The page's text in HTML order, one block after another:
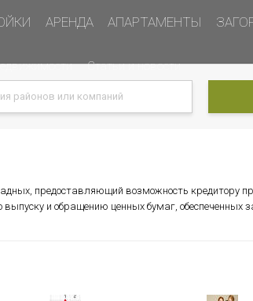
АРЕНДА АПАРТАМЕНТЫ
Статьи и новости
предоставляющий возможность кредитору
выпуску и обращению ценных бумаг, обеспеченных